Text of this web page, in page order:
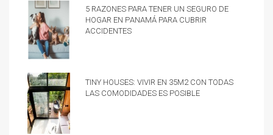
5 razones para tener un Seguro de
hogar en Panamá para cubrir
accidentes
Tiny Houses: vivir en 35m2 con todas
las comodidades es posible